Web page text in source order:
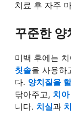
치료 후 자주
꾸준한 양
미백 후에는
칫솔을 사용하
다. 양치질을
닦아주고, 치
니다. 치실과